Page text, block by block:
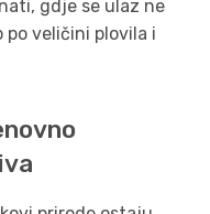
gdje se ulaz ne
po veličini plovila i